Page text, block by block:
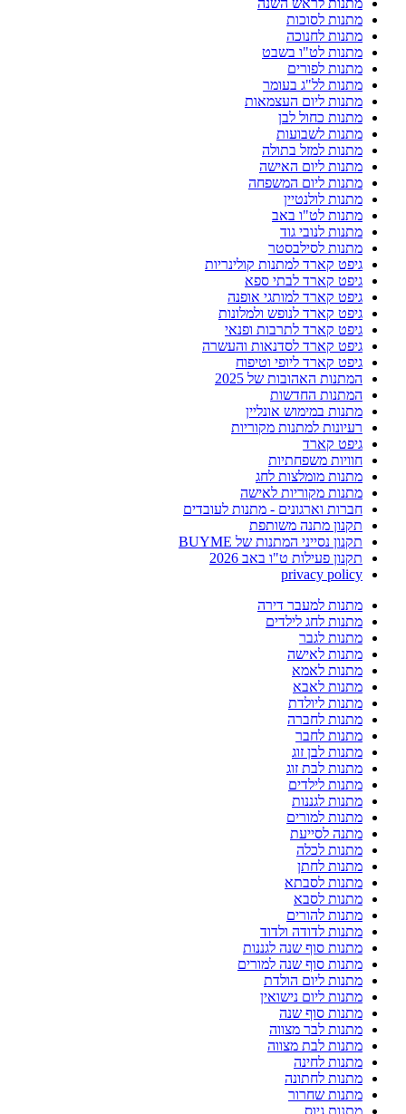
מתנות לראש השנה
מתנות לסוכות
מתנות לחנוכה
מתנות לט"ו בשבט
מתנות לפורים
מתנות לל"ג בעומר
מתנות ליום העצמאות
מתנות כחול לבן
מתנות לשבועות
מתנות למזל בתולה
מתנות ליום האישה
מתנות ליום המשפחה
מתנות לולנטיין
מתנות לט"ו באב
מתנות לנובי גוד
מתנות לסילבסטר
גיפט קארד למתנות קולינריות
גיפט קארד לבתי ספא
גיפט קארד למותגי אופנה
גיפט קארד לנופש ולמלונות
גיפט קארד לתרבות ופנאי
גיפט קארד לסדנאות והעשרה
גיפט קארד ליופי וטיפוח
המתנות האהובות של 2025
המתנות החדשות
מתנות במימוש אונליין
רעיונות למתנות מקוריות
גיפט קארד
חוויות משפחתיות
מתנות מומלצות לחג
מתנות מקוריות לאישה
חברות וארגונים - מתנות לעובדים
תקנון מתנה משותפת
תקנון נסייני המתנות של BUYME
תקנון פעילות ט"ו באב 2026
privacy policy
מתנות למעבר דירה
מתנות לחג לילדים
מתנות לגבר
מתנות לאישה
מתנות לאמא
מתנות לאבא
מתנות ליולדת
מתנות לחברה
מתנות לחבר
מתנות לבן זוג
מתנות לבת זוג
מתנות לילדים
מתנות לגננות
מתנות למורים
מתנה לסייעת
מתנות לכלה
מתנות לחתן
מתנות לסבתא
מתנות לסבא
מתנות להורים
מתנות לדודה ולדוד
מתנות סוף שנה לגננות
מתנות סוף שנה למורים
מתנות ליום הולדת
מתנות ליום נישואין
מתנות סוף שנה
מתנות לבר מצווה
מתנות לבת מצווה
מתנות לחינה
מתנות לחתונה
מתנות שחרור
מתנות גיוס